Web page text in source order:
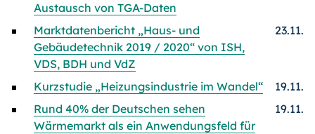
Austausch von TGA-Daten
Marktdatenbericht „Haus- und
Gebäudetechnik 2019 / 2020“ von ISH,
VDS, BDH und VdZ
23.11.
Kurzstudie „Heizungsindustrie im Wandel“
19.11.
Rund 40% der Deutschen sehen
Wärmemarkt als ein Anwendungsfeld für
19.11.